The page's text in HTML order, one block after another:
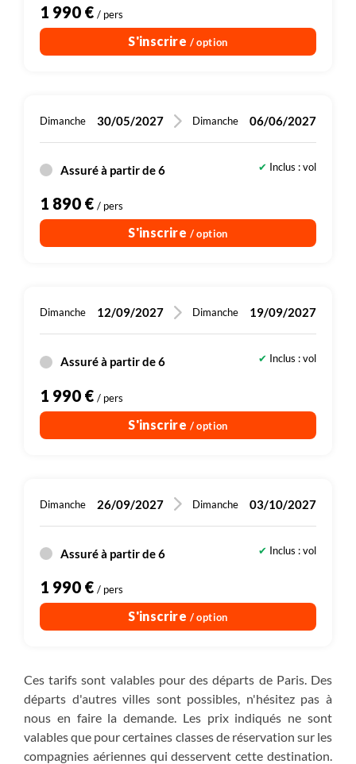
1 990 € / pers
S'inscrire / option
Dimanche 30/05/2027 Dimanche 06/06/2027
Assuré à partir de 6 Inclus : vol
1 890 € / pers
S'inscrire / option
Dimanche 12/09/2027 Dimanche 19/09/2027
Assuré à partir de 6 Inclus : vol
1 990 € / pers
S'inscrire / option
Dimanche 26/09/2027 Dimanche 03/10/2027
Assuré à partir de 6 Inclus : vol
1 990 € / pers
S'inscrire / option
Ces tarifs sont valables pour des départs de Paris. Des
départs d'autres villes sont possibles, n'hésitez pas à
nous en faire la demande. Les prix indiqués ne sont
valables que pour certaines classes de réservation sur les
compagnies aériennes qui desservent cette destination.